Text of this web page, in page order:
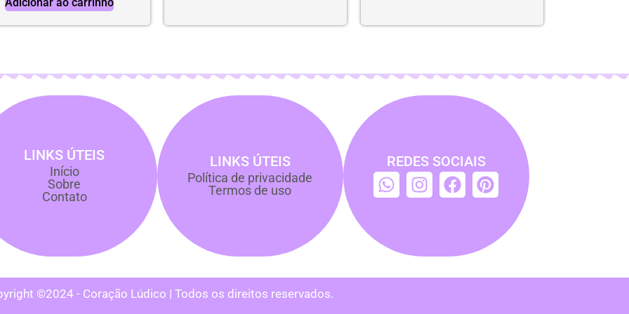
LINKS ÚTEIS
Início
Sobre
Contato
LINKS ÚTEIS
Política de privacidade
Termos de uso
REDES SOCIAIS
©2024 - Coração Lúdico | Todos os direitos reservados.